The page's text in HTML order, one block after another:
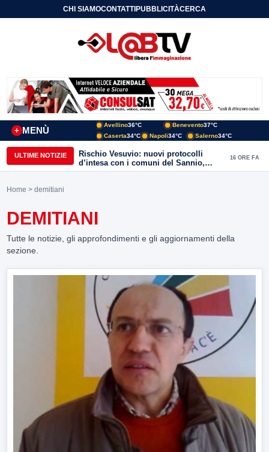
CHI SIAMOCONTATTIPUBBLICITÀCERCA
MENÙ
+
Avellino36°C Benevento37°C
Caserta34°C Napoli34°C Salerno34°C
ULTIME NOTIZIE
Rischio Vesuvio: nuovi protocolli
d’intesa con i comuni del Sannio,
firmato il protocollo con Arpaise
16 ORE FA
Home > demitiani
DEMITIANI
Tutte le notizie, gli approfondimenti e gli aggiornamenti della
sezione.